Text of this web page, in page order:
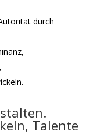
durch
Talente